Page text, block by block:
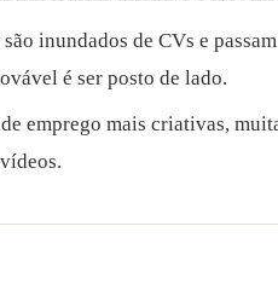
inundados de CVs e
é ser posto de lado.
emprego mais criativas,